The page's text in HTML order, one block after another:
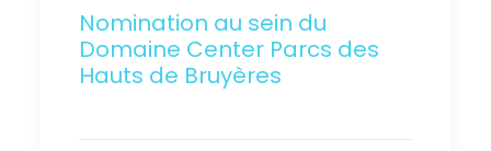
Nomination au sein du
Domaine Center Parcs des
Hauts de Bruyères